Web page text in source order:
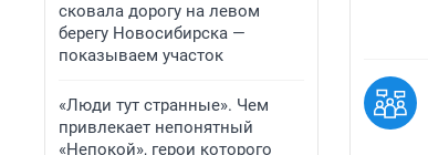
сковала дорогу на левом
берегу Новосибирска —
показываем участок
«Люди тут странные». Чем
привлекает непонятный
«Непокой», герои которого